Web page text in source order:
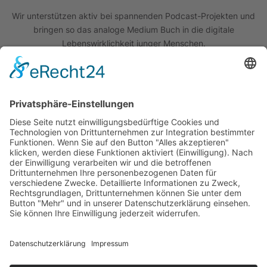
Wir unterstützen aktiv bei spannenden Podcast-Projekten und
bringen so das analoge Medium Buch in die digitale
Lebenswirklichkeit junger Menschen.
Best Practice
Termine
Büchereien
Weiterführende Schulen
Podcast
Abonniere unseren Newsletter